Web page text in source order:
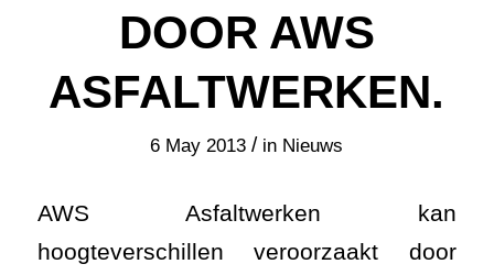
DOOR AWS
ASFALTWERKEN.
6 May 2013 / in Nieuws
AWS Asfaltwerken kan
hoogteverschillen veroorzaakt door